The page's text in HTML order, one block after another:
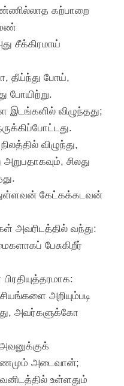
கற்பாறை
மண்
சீக்கிரமாய்
தீய்ந்து போய்,
போயிற்று.
இடங்களில் விழுந்தது;
விழுந்து,
அறுபதாகவும், சிலது
கேட்கக்கடவன்
அவரிடத்தில் வந்து:
பேசுகிறீர்
அறியும்படி
அவர்களுக்கோ
அடைவான்;
உள்ளதும்